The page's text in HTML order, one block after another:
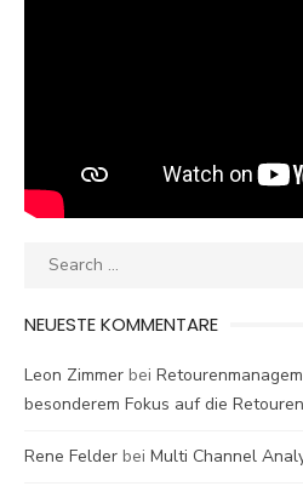
Search
NEUESTE KOMMENTARE
Leon Zimmer bei
besonderem Fokus auf die
Rene Felder bei Multi Channel